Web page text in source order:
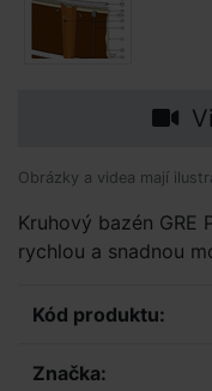
Obrázky a videa mají
Kruhový bazén GRE
rychlou a snadnou
Kód produktu:
Značka: